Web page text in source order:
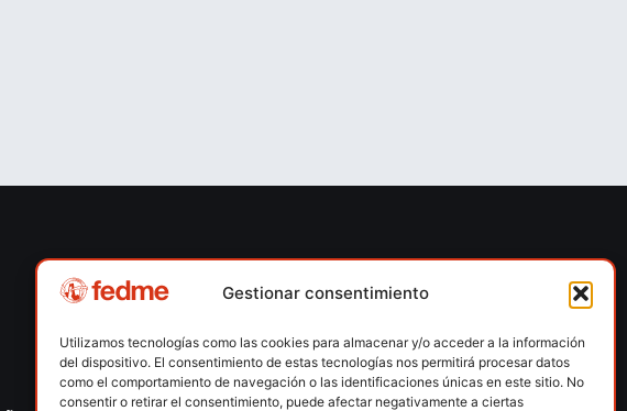
Gestionar consentimiento
Utilizamos tecnologías como las cookies para almacenar y/o acceder a la información
del dispositivo. El consentimiento de estas tecnologías nos permitirá procesar datos
como el comportamiento de navegación o las identificaciones únicas en este sitio. No
consentir o retirar el consentimiento, puede afectar negativamente a ciertas
Competiciones
Escalada en hielo
Esquí de montaña
Barcelona
fedme@fedme.es
934 264 267